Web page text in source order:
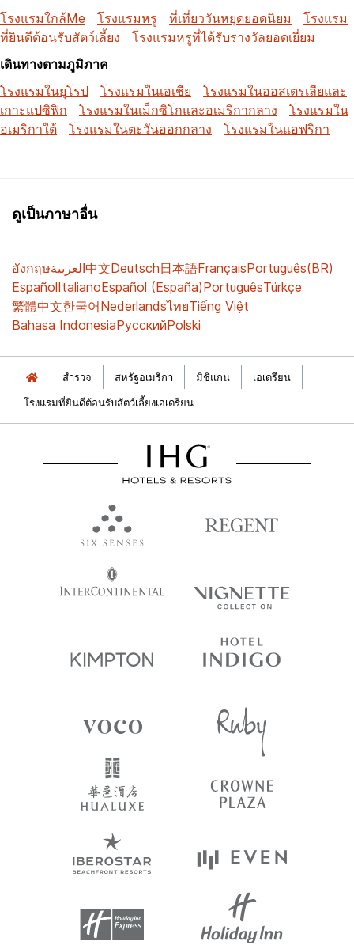
โรงแรมใกล้Me
โรงแรมหรู ที่เที่ยววันหยุดยอดนิยม
โรงแรม
ที่ยินดีต้อนรับสัตว์เลี้ยง
โรงแรมหรูที่ได้รับรางวัลยอดเยี่ยม
เดินทางตามภูมิภาค
โรงแรมในยุโรป
โรงแรมในเอเชีย
โรงแรมในออสเตรเลียและ
เกาะแปซิฟิก
โรงแรมในเม็กซิโกและอเมริกากลาง
โรงแรมใน
อเมริกาใต้
โรงแรมในตะวันออกกลาง โรงแรมในแอฟริกา
ดูเป็นภาษาอื่น
อังกฤษالعربية中文Deutsch日本語FrançaisPortuguês(BR)
EspañolItalianoEspañol (España)PortuguêsTürkçe
繁體中文한국어NederlandsไทยTiếng Việt
Bahasa IndonesiaРусскийPolski
สำรวจ สหรัฐอเมริกา มิชิแกน
เอเดรียน
โรงแรมที่ยินดีต้อนรับสัตว์เลี้ยงเอเดรียน